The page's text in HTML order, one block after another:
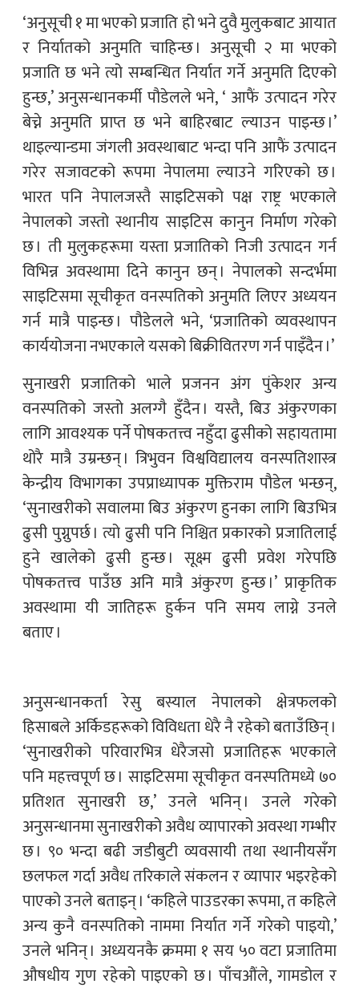
‘अनुसूची १ मा भएको प्रजाति हो भने दुवै मुलुकबाट आयात
र निर्यातको अनुमति चाहिन्छ । अनुसूची २ मा भएको
प्रजाति छ भने त्यो सम्बन्धित निर्यात गर्ने अनुमति दिएको
हुन्छ,’ अनुसन्धानकर्मी पौडेलले भने, ‘ आफैं उत्पादन गरेर
बेच्ने अनुमति प्राप्त छ भने बाहिरबाट ल्याउन पाइन्छ ।’
थाइल्यान्डमा जंगली अवस्थाबाट भन्दा पनि आफैं उत्पादन
गरेर सजावटको रूपमा नेपालमा ल्याउने गरिएको छ ।
भारत पनि नेपालजस्तै साइटिसको पक्ष राष्ट्र भएकाले
नेपालको जस्तो स्थानीय साइटिस कानुन निर्माण गरेको
छ । ती मुलुकहरूमा यस्ता प्रजातिको निजी उत्पादन गर्न
विभिन्न अवस्थामा दिने कानुन छन् । नेपालको सन्दर्भमा
साइटिसमा सूचीकृत वनस्पतिको अनुमति लिएर अध्ययन
गर्न मात्रै पाइन्छ । पौडेलले भने, ‘प्रजातिको व्यवस्थापन
कार्ययोजना नभएकाले यसको बिक्रीवितरण गर्न पाइँदैन ।’
सुनाखरी प्रजातिको भाले प्रजनन अंग पुंकेशर अन्य
वनस्पतिको जस्तो अलग्गै हुँदैन । यस्तै, बिउ अंकुरणका
लागि आवश्यक पर्ने पोषकतत्त्व नहुँदा ढुसीको सहायतामा
थोरै मात्रै उम्रन्छन् । त्रिभुवन विश्वविद्यालय वनस्पतिशास्त्र
केन्द्रीय विभागका उपप्राध्यापक मुक्तिराम पौडेल भन्छन्,
‘सुनाखरीको सवालमा बिउ अंकुरण हुनका लागि बिउभित्र
ढुसी पुग्नुपर्छ । त्यो ढुसी पनि निश्चित प्रकारको प्रजातिलाई
हुने खालेको ढुसी हुन्छ । सूक्ष्म ढुसी प्रवेश गरेपछि
पोषकतत्त्व पाउँछ अनि मात्रै अंकुरण हुन्छ ।’ प्राकृतिक
अवस्थामा यी जातिहरू हुर्कन पनि समय लाग्ने उनले
बताए ।
अनुसन्धानकर्ता रेसु बस्याल नेपालको क्षेत्रफलको
हिसाबले अर्किडहरूको विविधता धेरै नै रहेको बताउँछिन् ।
‘सुनाखरीको परिवारभित्र धेरैजसो प्रजातिहरू भएकाले
पनि महत्त्वपूर्ण छ । साइटिसमा सूचीकृत वनस्पतिमध्ये ७०
प्रतिशत सुनाखरी छ,’ उनले भनिन् । उनले गरेको
अनुसन्धानमा सुनाखरीको अवैध व्यापारको अवस्था गम्भीर
छ । ९० भन्दा बढी जडीबुटी व्यवसायी तथा स्थानीयसँग
छलफल गर्दा अवैध तरिकाले संकलन र व्यापार भइरहेको
पाएको उनले बताइन् । ‘कहिले पाउडरका रूपमा, त कहिले
अन्य कुनै वनस्पतिको नाममा निर्यात गर्ने गरेको पाइयो,’
उनले भनिन् । अध्ययनकै क्रममा १ सय ५० वटा प्रजातिमा
औषधीय गुण रहेको पाइएको छ । पाँचऔंले, गामडोल र